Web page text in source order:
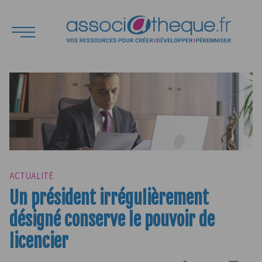
ACTUALITÉ
Un président irrégulièrement
désigné conserve le pouvoir de
licencier